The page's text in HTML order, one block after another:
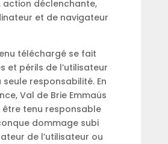
action déclenchante,
et de navigateur
téléchargé se fait
et périls de l’utilisateur
responsabilité. En
Val de Brie Emmaüs
être tenu responsable
dommage subi
de l’utilisateur ou